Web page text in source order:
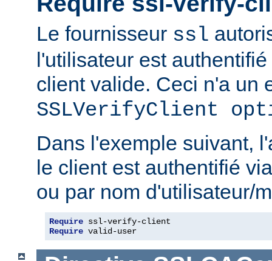
Le fournisseur ssl
l'utilisateur est
client valide. Ceci n'a un
SSLVerifyClient
Dans l'exemple suivant,
le client est authentifié
ou par nom d'utilisateur/
Require
Require valid-user